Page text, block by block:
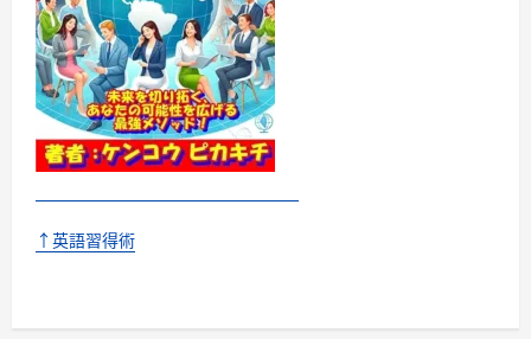
↑英語習得術